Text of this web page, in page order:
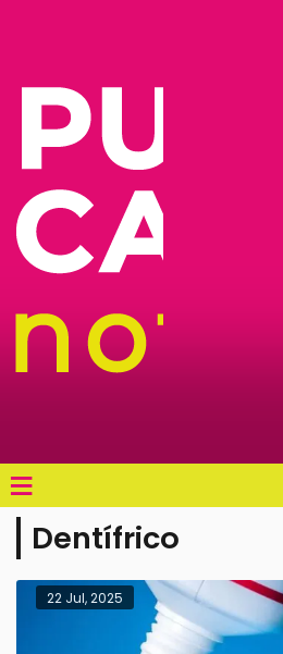
≡
Dentífrico
22 Jul, 2025